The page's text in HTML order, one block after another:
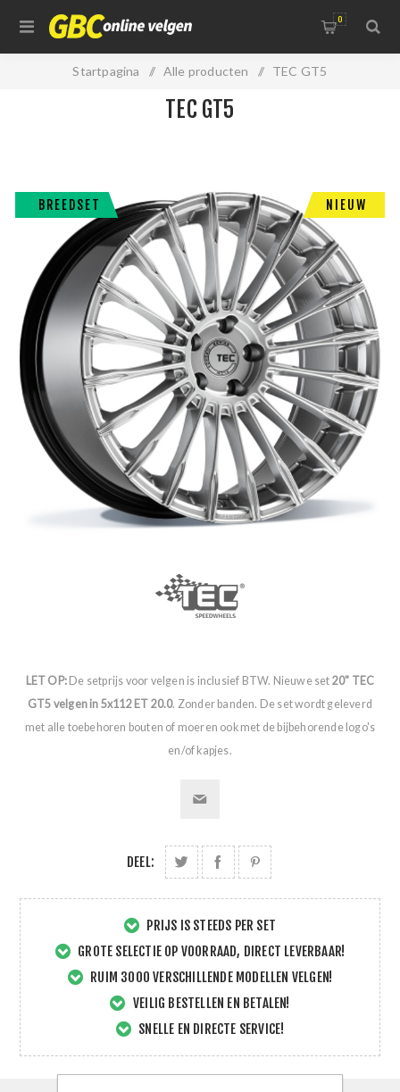
0
Startpagina / Alle producten / TEC GT5
BREEDSET NIEUW
TEC GT5
LET OP: De setprijs voor velgen is inclusief BTW. Nieuwe set 20" TEC
GT5 velgen in 5x112 ET 20.0. Zonder banden. De set wordt geleverd
met alle toebehoren bouten of moeren ook met de bijbehorende logo's
en/of kapjes.
DEEL:
PRIJS IS STEEDS PER SET
GROTE SELECTIE OP VOORRAAD, DIRECT LEVERBAAR!
RUIM 3000 VERSCHILLENDE MODELLEN VELGEN!
VEILIG BESTELLEN EN BETALEN!
SNELLE EN DIRECTE SERVICE!